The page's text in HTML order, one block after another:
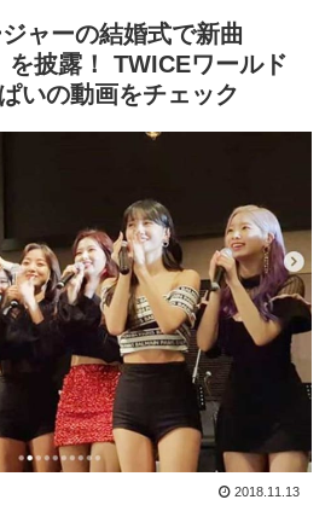
ャーの結婚式で新曲
を披露！ TWICEワールド
いの動画をチェック
2018.11.13